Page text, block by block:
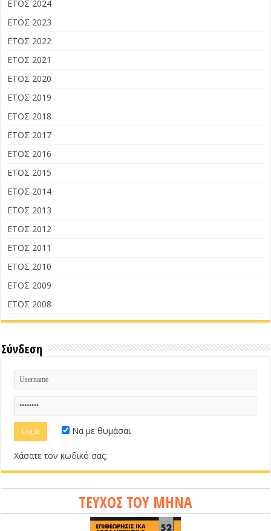
ΕΤΟΣ 2024
ΕΤΟΣ 2023
ΕΤΟΣ 2022
ΕΤΟΣ 2021
ΕΤΟΣ 2020
ΕΤΟΣ 2019
ΕΤΟΣ 2018
ΕΤΟΣ 2017
ΕΤΟΣ 2016
ΕΤΟΣ 2015
ΕΤΟΣ 2014
ΕΤΟΣ 2013
ΕΤΟΣ 2012
ΕΤΟΣ 2011
ΕΤΟΣ 2010
ΕΤΟΣ 2009
ΕΤΟΣ 2008
Σύνδεση
Να με θυμάσαι
Χάσατε τον κωδικό σας;
ΤΕΥΧΟΣ ΤΟΥ ΜΗΝΑ